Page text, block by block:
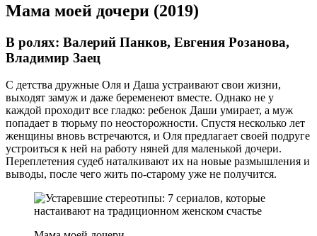
Мама моей дочери (2019)
В ролях: Валерий Панков, Евгения Розанова,
Владимир Заец
С детства дружные Оля и Даша устраивают свои жизни,
выходят замуж и даже беременеют вместе. Однако не у
каждой проходит все гладко: ребенок Даши умирает, а муж
попадает в тюрьму по неосторожности. Спустя несколько лет
женщины вновь встречаются, и Оля предлагает своей подруге
устроиться к ней на работу няней для маленькой дочери.
Переплетения судеб наталкивают их на новые размышления и
выводы, после чего жить по-старому уже не получится.